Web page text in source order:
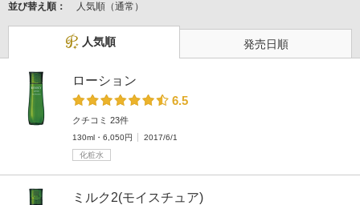
並び替え順：
人気順（通常）
人気順 発売日順
ローション
6.5
クチコミ 23件
130ml・6,050円
2017/6/1
化粧水
ミルク2(モイスチュア)